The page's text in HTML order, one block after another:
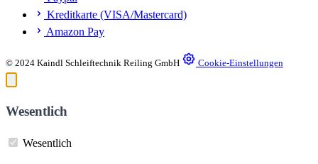
Kreditkarte (VISA/Mastercard)
Amazon Pay
© 2024 Kaindl Schleiftechnik Reiling GmbH Cookie-Einstellungen
Wesentlich
Wesentlich